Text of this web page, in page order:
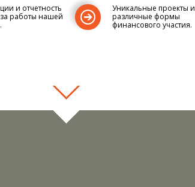
и отчетность
работы нашей
Уникальные проекты и
различные формы
финансового участия.